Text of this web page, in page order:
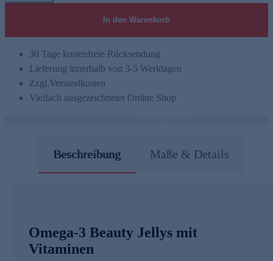
In den Warenkorb
30 Tage kostenfreie Rücksendung
Lieferung innerhalb von 3-5 Werktagen
Zzgl.Versandkosten
Vielfach ausgezeichneter Online Shop
Beschreibung Maße & Details
Omega-3 Beauty Jellys mit
Vitaminen